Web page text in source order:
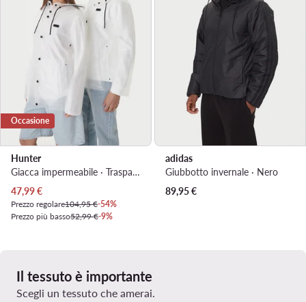
Occasione
Hunter
Giacca impermeabile · Trasparente
Prezzo attuale
47,99€
Prezzo regolare104,95 €-54%
Prezzo più basso52,99 €-9%
adidas
Giubbotto invernale · Nero
89,95€
Il tessuto è importante
Scegli un tessuto che amerai.